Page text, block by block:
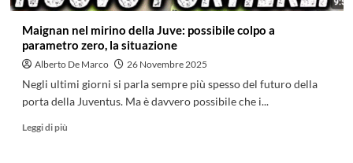
Maignan nel mirino della Juve: possibile colpo a
parametro zero, la situazione
Alberto De Marco 26 Novembre 2025
Negli ultimi giorni si parla sempre più spesso del futuro della
porta della Juventus. Ma è davvero possibile che i...
Leggi di più